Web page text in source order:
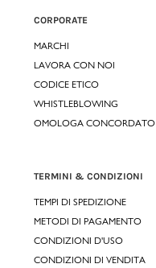
CORPORATE
MARCHI
LAVORA CON NOI
CODICE ETICO
WHISTLEBLOWING
OMOLOGA CONCORDATO
TERMINI & CONDIZIONI
TEMPI DI SPEDIZIONE
METODI DI PAGAMENTO
CONDIZIONI D'USO
CONDIZIONI DI VENDITA